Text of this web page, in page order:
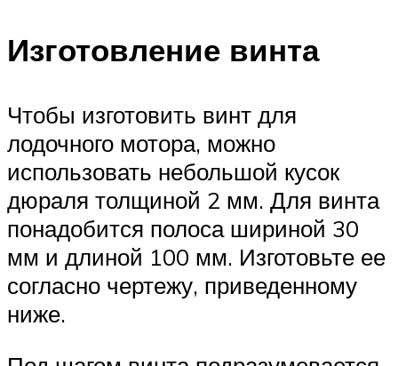
Изготовление винта
Чтобы изготовить винт для
лодочного мотора, можно
использовать небольшой кусок
дюраля толщиной 2 мм. Для винта
понадобится полоса шириной 30
мм и длиной 100 мм. Изготовьте ее
согласно чертежу, приведенному
ниже.